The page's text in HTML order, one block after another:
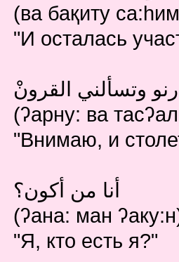
(ва бақиту
"И осталась
وتسألني القرونْ
(ʔарну: ва
"Внимаю, и
أنا من أكون؟
(ʔана: ман
"Я, кто есть я?"